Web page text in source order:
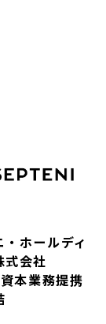
ホールディ
式会社
本業務提携